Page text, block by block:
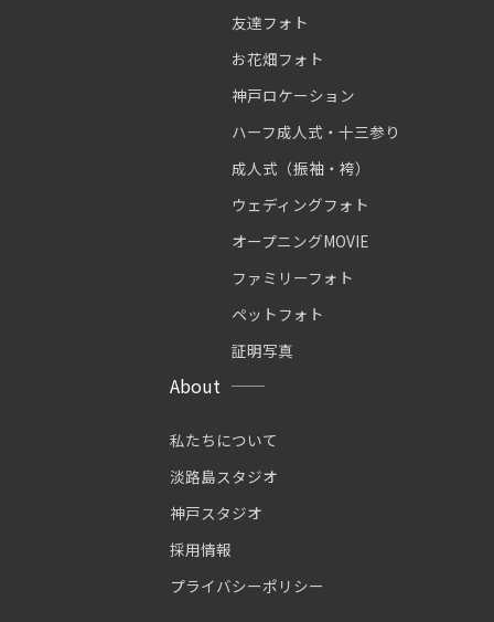
友達フォト
お花畑フォト
神戸ロケーション
ハーフ成人式・十三参り
成人式（振袖・袴）
ウェディングフォト
オープニングMOVIE
ファミリーフォト
ペットフォト
証明写真
About
私たちについて
淡路島スタジオ
神戸スタジオ
採用情報
プライバシーポリシー